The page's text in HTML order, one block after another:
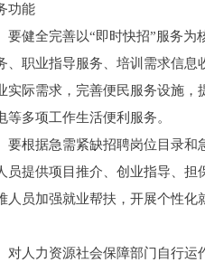
功能
要健全完善以“即时快招”服务
、职业指导服务、培训需求信
实际需求，完善便民服务设施
多项工作生活便利服务。
要根据急需紧缺招聘岗位目录
员提供项目推介、创业指导、
人员加强就业帮扶，开展个性
对人力资源社会保障部门自行